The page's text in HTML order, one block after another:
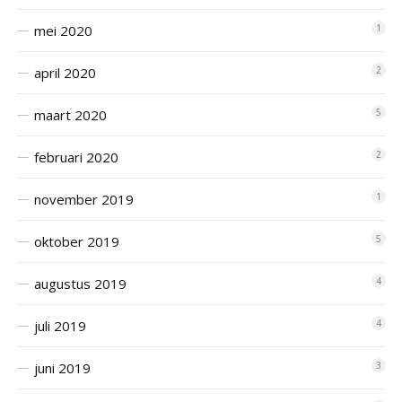
mei 2020 1
april 2020 2
maart 2020 5
februari 2020 2
november 2019 1
oktober 2019 5
augustus 2019 4
juli 2019 4
juni 2019 3